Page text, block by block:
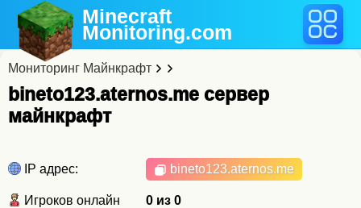
Minecraft
Monitoring.com
Мониторинг Майнкрафт
bineto123.aternos.me cервер
майнкрафт
IP адрес: bineto123.aternos.me
Игроков онлайн
0 из 0